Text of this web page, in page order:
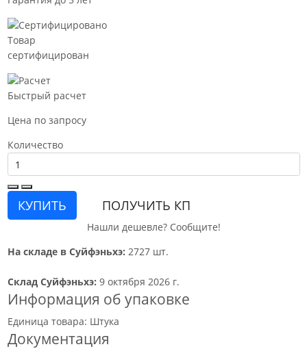
Товар
сертифицирован
Быстрый расчет
Цена по запросу
Количество
КУПИТЬ ПОЛУЧИТЬ КП
Нашли дешевле? Сообщите!
На складе в Суйфэньхэ: 2727 шт.
Склад Суйфэньхэ: 9 октября 2026 г.
Информация об упаковке
Единица товара: Штука
Документация